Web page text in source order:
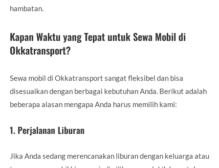
hambatan.
Kapan Waktu yang Tepat untuk Sewa Mobil di
Okkatransport?
Sewa mobil di Okkatransport sangat fleksibel dan bisa
disesuaikan dengan berbagai kebutuhan Anda. Berikut adalah
beberapa alasan mengapa Anda harus memilih kami:
1. Perjalanan Liburan
Jika Anda sedang merencanakan liburan dengan keluarga atau